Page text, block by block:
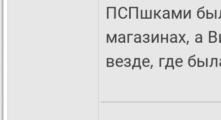
ПСПшками
магазинах, а
везде, где